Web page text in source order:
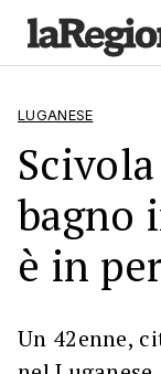
LUGANESE
bagno
è in
Un 42enne,